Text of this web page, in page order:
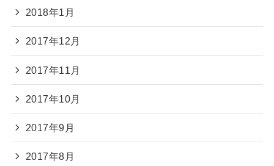
2018年1月
2017年12月
2017年11月
2017年10月
2017年9月
2017年8月